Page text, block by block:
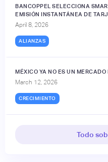
BANCOPPEL SELECCIONA
EMISIÓN INSTANTÁNEA DE
April 8, 2026
ALIANZAS
MÉXICO YA NO ES UN MERCADO
March 12, 2026
CRECIMIENTO
Todo